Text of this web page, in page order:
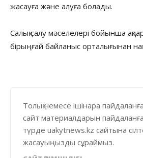
жасауға және алуға болады.
Салық салу мәселелері бойынша
бірыңғай байланыс орталығынан
Толық немесе ішінара
сайт материалдарын
түрде uakytnews.kz сайтына
жасауыңызды сұраймыз.